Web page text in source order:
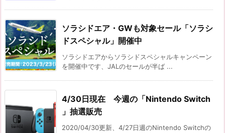
ソラシドエア・GWも対象セール「ソラシ
ドスペシャル」開催中
ソラシドエアからソラシドスペシャルキャンペーン
を開催中です、JALのセールが半ば ...
4/30日現在 今週の「Nintendo Switch
」抽選販売
2020/04/30更新、4/27日週のNintendo Switchの